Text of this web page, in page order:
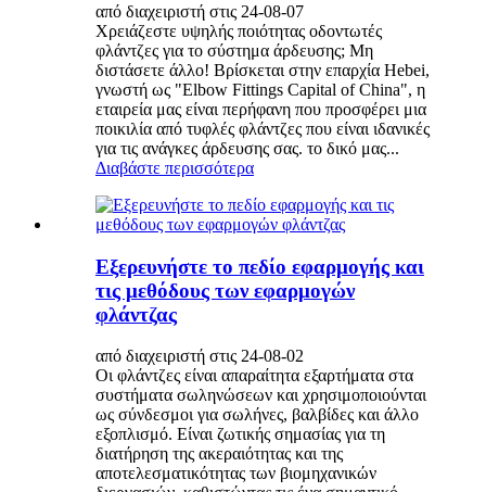
από διαχειριστή στις 24-08-07
​Χρειάζεστε υψηλής ποιότητας οδοντωτές
φλάντζες για το σύστημα άρδευσης; Μη
διστάσετε άλλο! Βρίσκεται στην επαρχία Hebei,
γνωστή ως "Elbow Fittings Capital of China", η
εταιρεία μας είναι περήφανη που προσφέρει μια
ποικιλία από τυφλές φλάντζες που είναι ιδανικές
για τις ανάγκες άρδευσης σας. το δικό μας...
Διαβάστε περισσότερα
Εξερευνήστε το πεδίο εφαρμογής και
τις μεθόδους των εφαρμογών
φλάντζας
από διαχειριστή στις 24-08-02
Οι φλάντζες είναι απαραίτητα εξαρτήματα στα
συστήματα σωληνώσεων και χρησιμοποιούνται
ως σύνδεσμοι για σωλήνες, βαλβίδες και άλλο
εξοπλισμό. Είναι ζωτικής σημασίας για τη
διατήρηση της ακεραιότητας και της
αποτελεσματικότητας των βιομηχανικών